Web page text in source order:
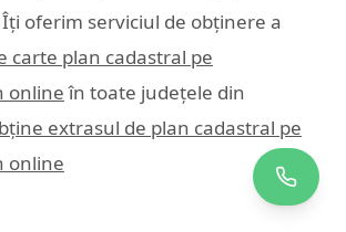
oferim serviciul de obținere a
carte plan cadastral pe
online în toate județele din
extrasul de plan cadastral pe
online